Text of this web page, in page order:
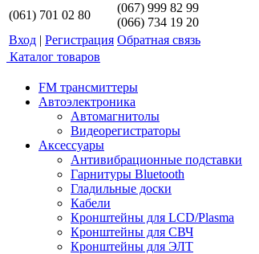
(061) 701 02 80
(067) 999 82 99
(066) 734 19 20
Вход | Регистрация Обратная связь
Каталог товаров
FM трансмиттеры
Автоэлектроника
Автомагнитолы
Видеорегистраторы
Аксессуары
Антивибрационные подставки
Гарнитуры Bluetooth
Гладильные доски
Кабели
Кронштейны для LCD/Plasma
Кронштейны для СВЧ
Кронштейны для ЭЛТ